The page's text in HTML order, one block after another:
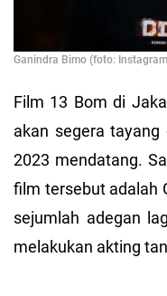
Ganindra Bimo (foto:
Film 13 Bom di
akan segera
2023 mendatang.
film tersebut adalah
sejumlah adegan
melakukan akting